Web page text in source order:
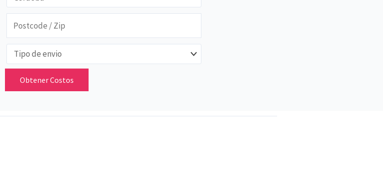
Obtener Costos